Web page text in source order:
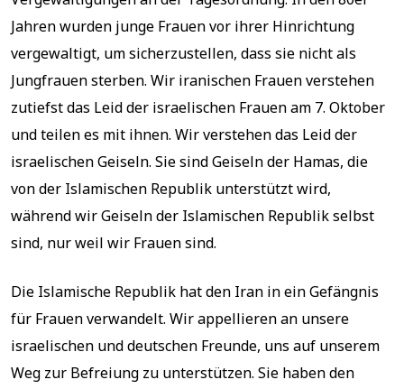
Jahren wurden junge Frauen vor ihrer Hinrichtung
vergewaltigt, um sicherzustellen, dass sie nicht als
Jungfrauen sterben. Wir iranischen Frauen verstehen
zutiefst das Leid der israelischen Frauen am 7. Oktober
und teilen es mit ihnen. Wir verstehen das Leid der
israelischen Geiseln. Sie sind Geiseln der Hamas, die
von der Islamischen Republik unterstützt wird,
während wir Geiseln der Islamischen Republik selbst
sind, nur weil wir Frauen sind.
Die Islamische Republik hat den Iran in ein Gefängnis
für Frauen verwandelt. Wir appellieren an unsere
israelischen und deutschen Freunde, uns auf unserem
Weg zur Befreiung zu unterstützen. Sie haben den